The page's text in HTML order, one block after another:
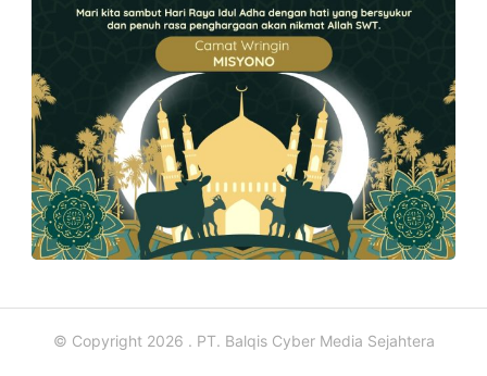
© Copyright 2026 . PT. Balqis Cyber Media Sejahtera